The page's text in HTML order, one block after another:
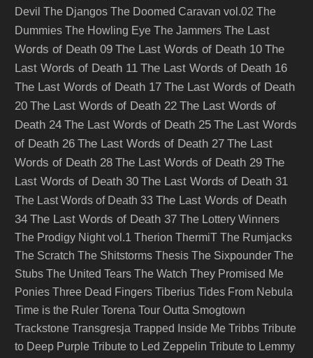
Devil The Djangos The Doomed Caravan vol.02 The
Dummies The Howling Eye The Jammers The Last
Words of Death 09 The Last Words of Death 10 The
Last Words of Death 11 The Last Words of Death 16
The Last Words of Death 17 The Last Words of Death
20 The Last Words of Death 22 The Last Words of
Death 24 The Last Words of Death 25 The Last Words
of Death 26 The Last Words of Death 27 The Last
Words of Death 28 The Last Words of Death 29 The
Last Words of Death 30 The Last Words of Death 31
The Last Words of Death 33 The Last Words of Death
34 The Last Words of Death 37 The Lottery Winners
The Prodigy Night vol.1 Therion ThermiT The Rumjacks
The Scratch The Shitstorms Thesis The Sixpounder The
Stubs The United Tears The Watch They Promised Me
Ponies Three Dead Fingers Tiberius Tides From Nebula
Time is the Ruler Torena Tour Outta Smogtown
Trackstone Transgresja Trapped Inside Me Tribbs Tribute
to Deep Purple Tribute to Led Zeppelin Tribute to Lemmy